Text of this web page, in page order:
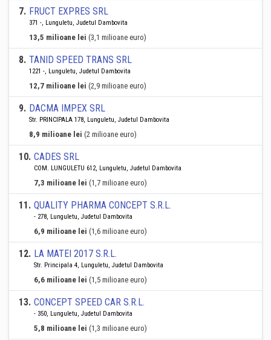
7. FRUCT EXPRES SRL
371 -, Lunguletu, Judetul Dambovita
13,5 milioane lei (3,1 milioane euro)
8. TANID SPEED TRANS SRL
1221 -, Lunguletu, Judetul Dambovita
12,7 milioane lei (2,9 milioane euro)
9. DACMA IMPEX SRL
Str. PRINCIPALA 178, Lunguletu, Judetul Dambovita
8,9 milioane lei (2 milioane euro)
10. CADES SRL
COM. LUNGULETU 612, Lunguletu, Judetul Dambovita
7,3 milioane lei (1,7 milioane euro)
11. QUALITY PHARMA CONCEPT S.R.L.
- 278, Lunguletu, Judetul Dambovita
6,9 milioane lei (1,6 milioane euro)
12. LA MATEI 2017 S.R.L.
Str. Principala 4, Lunguletu, Judetul Dambovita
6,6 milioane lei (1,5 milioane euro)
13. CONCEPT SPEED CAR S.R.L.
- 350, Lunguletu, Judetul Dambovita
5,8 milioane lei (1,3 milioane euro)